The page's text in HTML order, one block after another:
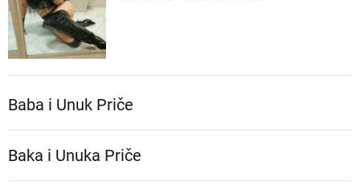
Baba i Unuk Priče
Baka i Unuka Pričе